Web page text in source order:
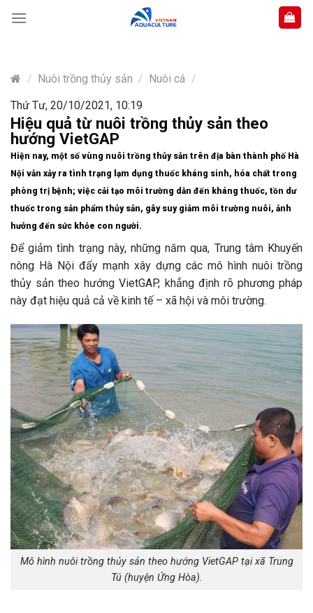
content
/ Nuôi trồng thủy sản / Nuôi cá /
Thứ Tư, 20/10/2021, 10:19
Hiệu quả từ nuôi trồng thủy sản theo
hướng VietGAP
Hiện nay, một số vùng nuôi trồng thủy sản trên địa bàn thành phố Hà
Nội vẫn xảy ra tình trạng lạm dụng thuốc kháng sinh, hóa chất trong
phòng trị bệnh; việc cải tạo môi trường dẫn đến kháng thuốc, tồn dư
thuốc trong sản phẩm thủy sản, gây suy giảm môi trường nuôi, ảnh
hưởng đến sức khỏe con người.
Để giảm tình trạng này, những năm qua, Trung tâm Khuyến
nông Hà Nội đẩy mạnh xây dựng các mô hình nuôi trồng
thủy sản theo hướng VietGAP, khẳng định rõ phương pháp
này đạt hiệu quả cả về kinh tế – xã hội và môi trường.
Mô hình nuôi trồng thủy sản theo hướng VietGAP tại xã Trung
Tú (huyện Ứng Hòa).